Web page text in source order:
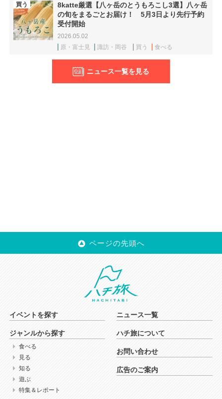
買う
8katte厳選【八ヶ岳のとうもろこし3選】八ヶ岳
の旬をまるごとお届け！ 5月3日より先行予約
受付開始
2026.05.02
原・富士見
諏訪・岡谷 買う 食べる
ニュース一覧を見る
ページの先頭へ
イベントを探す
ジャンルから探す
食べる
見る
知る
遊ぶ
特集＆レポート
ニュース一覧
ハチ旅について
お問い合わせ
広告のご案内